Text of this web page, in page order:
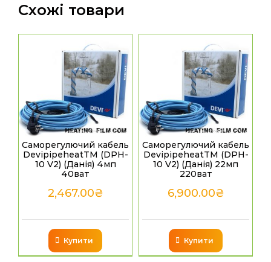
Схожі товари
Саморегулючий кабель
DevipipeheatТМ (DPH-
10 V2) (Данія) 4мп
40ват
2,467.00₴
Купити
Саморегулючий кабель
DevipipeheatТМ (DPH-
10 V2) (Данія) 22мп
220ват
6,900.00₴
Купити